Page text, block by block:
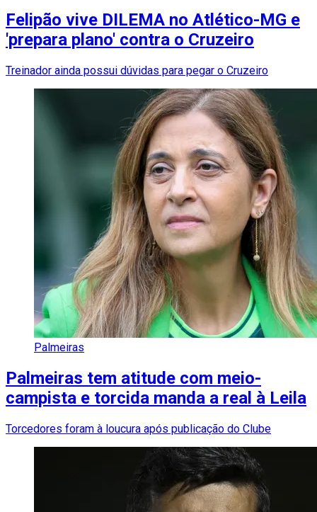
Felipão vive DILEMA no Atlético-MG e
'prepara plano' contra o Cruzeiro
Treinador ainda possui dúvidas para pegar o Cruzeiro
Palmeiras
Palmeiras tem atitude com meio-
campista e torcida manda a real à Leila
Torcedores foram à loucura após publicação do Clube